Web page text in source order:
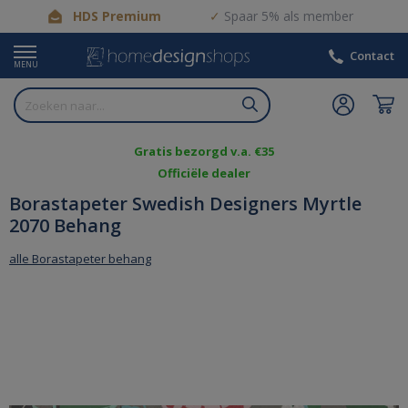
HDS Premium Spaar 5% als member
MENU
Contact
Gratis bezorgd v.a. €35
Officiële dealer
Borastapeter Swedish Designers Myrtle
2070 Behang
alle Borastapeter behang